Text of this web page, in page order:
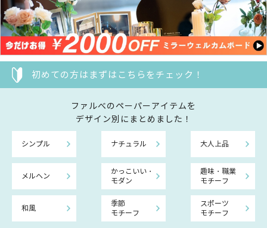
初めての方はまずはこちらをチェック！
ファルべのペーパーアイテムを
デザイン別にまとめました！
シンプル ナチュラル 大人上品
メルヘン
かっこいい・
モダン
趣味・職業
モチーフ
和風
季節
モチーフ
スポーツ
モチーフ